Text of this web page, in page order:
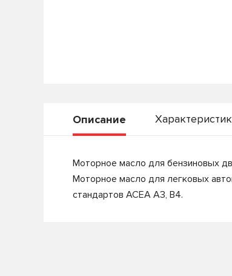
Описание
Моторное масло для бензиновых
Моторное масло для легковых
стандартов ACEA A3, B4.